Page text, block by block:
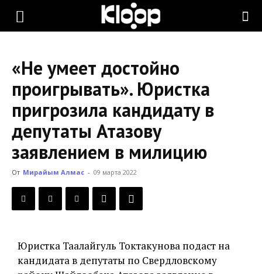
KLOOP.KG
Новости
Кыргызстана
«Не умеет достойно
проигрывать». Юристка
пригрозила кандидату в
депутаты Атазову
заявлением в милицию
От Мирайым Алмас - 09 марта 2022
Юристка Таалайгуль Токтакунова подаст на
кандидата в депутаты по Свердловскому